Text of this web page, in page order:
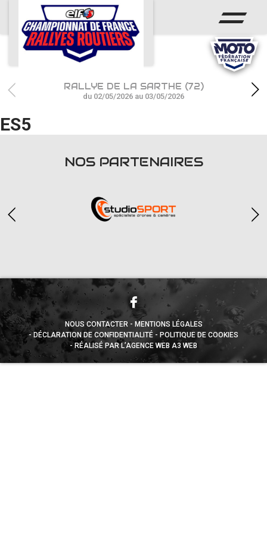
ACCUEIL
ACTUS
CALENDRIER
CHAMPIONNAT
RÉSULTATS
RALLYE DE LA SARTHE (72)
du 02/05/2026 au 03/05/2026
ES5
NOS PARTENAIRES
NOUS CONTACTER
MENTIONS LÉGALES
DÉCLARATION DE CONFIDENTIALITÉ
POLITIQUE DE COOKIES
RÉALISÉ PAR L’AGENCE WEB A3 WEB